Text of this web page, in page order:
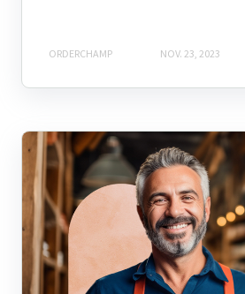
ORDERCHAMP NOV. 23, 2023